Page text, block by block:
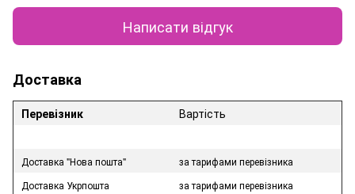
Написати відгук
Доставка
Перевізник Вартість
Доставка "Нова пошта"
за тарифами перевізника
Доставка Укрпошта
за тарифами перевізника